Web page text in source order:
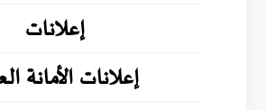
إعلانات
إعلانات الأمانة